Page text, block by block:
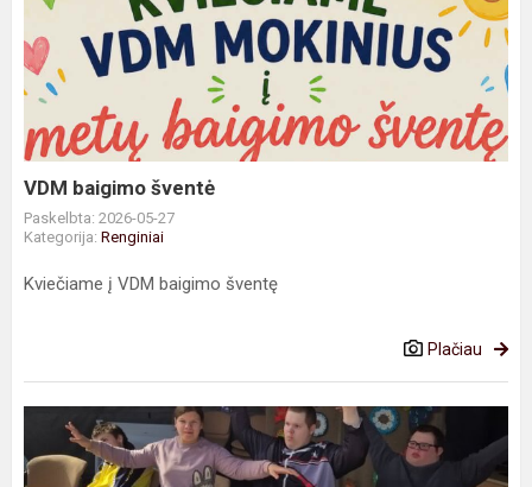
baigimo
šventė
VDM baigimo šventė
Paskelbta: 2026-05-27
Kategorija: Renginiai
Kviečiame į VDM baigimo šventę
Plačiau
Edukacija
paukščius